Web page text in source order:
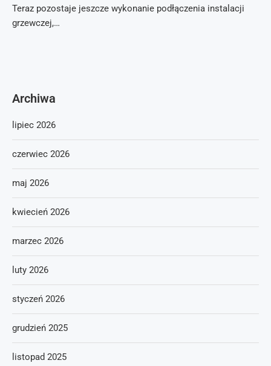
Teraz pozostaje jeszcze wykonanie podłączenia instalacji
grzewczej,…
Archiwa
lipiec 2026
czerwiec 2026
maj 2026
kwiecień 2026
marzec 2026
luty 2026
styczeń 2026
grudzień 2025
listopad 2025